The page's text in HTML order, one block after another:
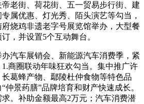
老街、荷花街、五一贸易步行街、建
属优惠、灯光秀、陌头演艺等勾当，
烧鸡非遗老字号展览馆举办，大型餐
，并设置5个互动舞台。
车展销会、新能源汽车消费季，紧
商圈联动年味狂欢勾当。集中推广许
葛蜂产物、鄢陵杜仲食物等特色品
仲景药膳”品牌培育和财产快速成长。
。补助金额最高2万元；汽车消费潜